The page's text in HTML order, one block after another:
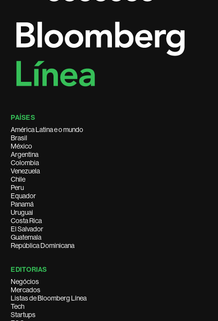
PAÍSES
América Latina e o mundo
Brasil
México
Argentina
Colombia
Venezuela
Chile
Peru
Equador
Panamá
Uruguai
Costa Rica
El Salvador
Guatemala
República Dominicana
EDITORIAS
Negócios
Mercados
Listas de Bloomberg Línea
Tech
Startups